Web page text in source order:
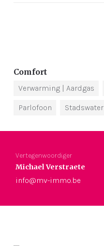
Comfort
Verwarming | Aardgas
Parlofoon Stadswater
Vertegenwoordiger
Michael Verstraete
info@mv-immo.be